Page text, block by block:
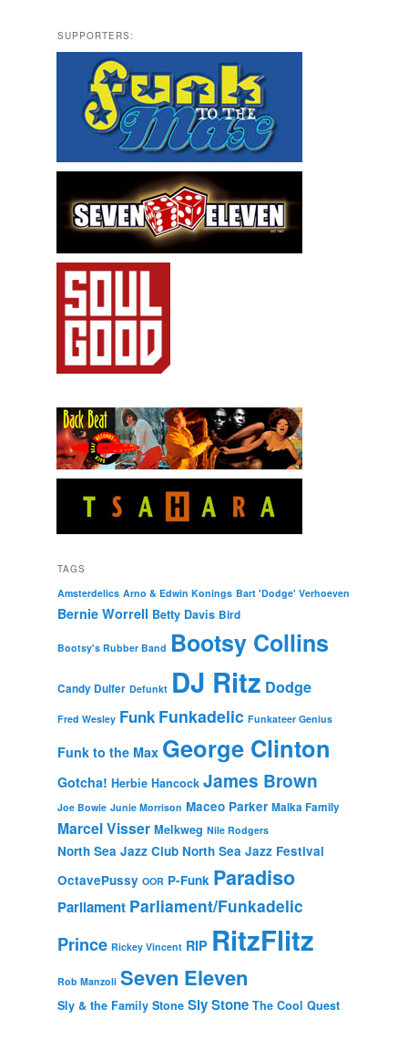
SUPPORTERS:
TAGS
Amsterdelics Arno & Edwin Konings Bart 'Dodge' Verhoeven
Bernie Worrell Betty Davis Bird
Bootsy's Rubber Band Bootsy Collins
Candy Dulfer Defunkt DJ Ritz Dodge
Fred Wesley Funk Funkadelic Funkateer Genius
Funk to the Max George Clinton
Gotcha! Herbie Hancock James Brown
Joe Bowie Junie Morrison Maceo Parker Malka Family
Marcel Visser Melkweg Nile Rodgers
North Sea Jazz Club North Sea Jazz Festival
OctavePussy OOR P-Funk Paradiso
Parliament Parliament/Funkadelic
Prince Rickey Vincent RIP RitzFlitz
Rob Manzoli Seven Eleven
Sly & the Family Stone Sly Stone The Cool Quest